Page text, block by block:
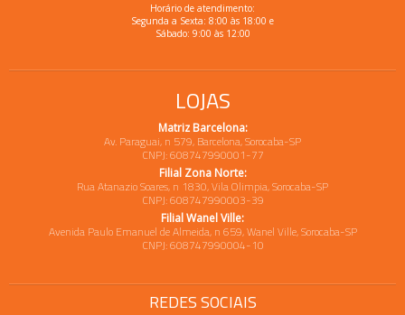
Horário de atendimento:
Segunda a Sexta: 8:00 às 18:00 e
Sábado: 9:00 às 12:00
LOJAS
Matriz Barcelona:
Av. Paraguai, n 579, Barcelona, Sorocaba-SP
CNPJ: 608747990001-77
Filial Zona Norte:
Rua Atanazio Soares, n 1830, Vila Olimpia, Sorocaba-SP
CNPJ: 608747990003-39
Filial Wanel Ville:
Avenida Paulo Emanuel de Almeida, n 659, Wanel Ville, Sorocaba-SP
CNPJ: 608747990004-10
REDES SOCIAIS